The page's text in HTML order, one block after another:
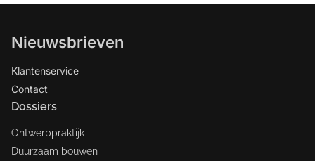
Nieuwsbrieven
Klantenservice
Contact
Dossiers
Ontwerppraktijk
Duurzaam bouwen